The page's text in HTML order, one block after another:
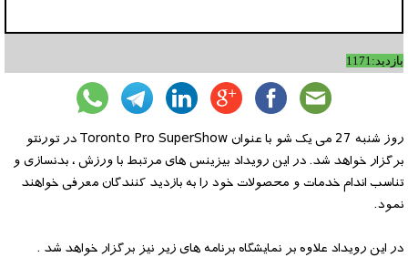
بازدید:1171
روز شنبه 27 می یک شو با عنوان Toronto Pro SuperShow در تورنتو
برگزار خواهد شد. در این رویداد بیزینس های مرتبط با ورزش ، بدنسازی و
تناسب اندام خدمات و محصولات خود را به بازدید کنندگان معرفی خواهند
نمود.
در این رویداد علاوه بر نمایشگاه برنامه های زیر نیز برگزار خواهد شد .